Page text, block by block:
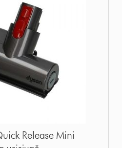
Release Mini